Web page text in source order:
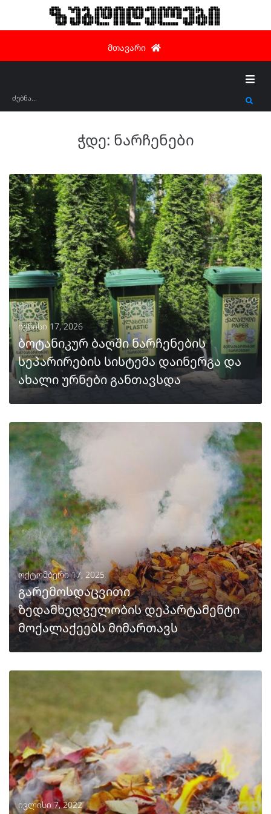
ზუგდიდელები
მთავარი
ჭდე: ნარჩენები
ივნისი 17, 2026
ბოტანიკურ ბაღში ნარჩენების
სეპარირების სისტემა დაინერგა და
ახალი ურნები განთავსდა
ᲒᲐᲒᲠᲫᲔᲚᲔᲑᲐ
ოქტომბერი 17, 2025
გარემოსდაცვითი
ზედამხედველობის დეპარტამენტი
მოქალაქეებს მიმართავს
ივლისი 7, 2022